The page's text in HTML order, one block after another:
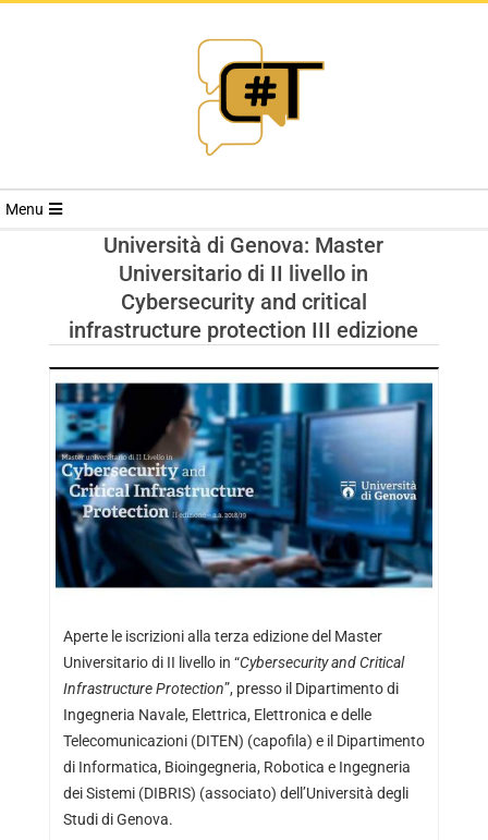
RIVISTA
TRENDS
Menu
Università di Genova: Master
Universitario di II livello in
Cybersecurity and critical
infrastructure protection III edizione
Aperte le iscrizioni alla terza edizione del Master
Universitario di II livello in “Cybersecurity and Critical
Infrastructure Protection”, presso il Dipartimento di
Ingegneria Navale, Elettrica, Elettronica e delle
Telecomunicazioni (DITEN) (capofila) e il Dipartimento
di Informatica, Bioingegneria, Robotica e Ingegneria
dei Sistemi (DIBRIS) (associato) dell’Università degli
Studi di Genova.